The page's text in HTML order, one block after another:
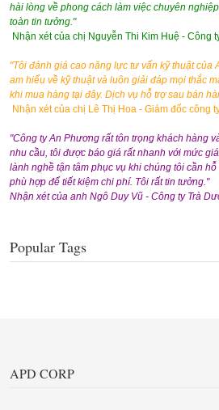
hài lòng về phong cách làm việc chuyên
toàn tin tưởng."
Nhận xét của chị Nguyễn Thi Kim Huệ - Công
"Tôi đánh giá cao năng lực tư vấn kỹ thuật
am hiểu về kỹ thuật và luôn giải đáp mọi thắc
khi mua hàng tại đây. Dịch vụ hỗ trợ sau bán
Nhận xét của chị Lê Thị Hoa - Giám đốc công
"Công ty An Phương rất tôn trọng khách hàng
nhu cầu, tôi được báo giá rất nhanh với mức
lành nghề tận tâm phục vụ khi chúng tôi cần
phù hợp để tiết kiệm chi phí. Tôi rất tin tưởng."
Nhận xét của anh Ngô Duy Vũ - Công ty Trà
Popular Tags
APD CORP